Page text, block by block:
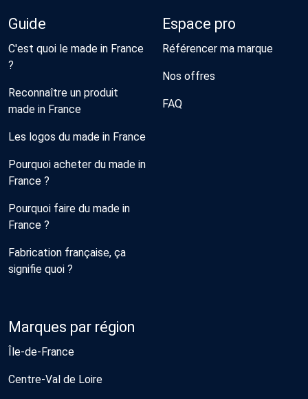
Guide
C'est quoi le made in France
?
Reconnaître un produit
made in France
Les logos du made in France
Pourquoi acheter du made in
France ?
Pourquoi faire du made in
France ?
Fabrication française, ça
signifie quoi ?
Espace pro
Référencer ma marque
Nos offres
FAQ
Marques par région
Île-de-France
Centre-Val de Loire